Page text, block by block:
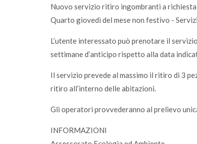
Nuovo servizio ritiro ingombranti a richiesta
Quarto giovedì del mese non festivo -
L’utente interessato può prenotare il
settimane d’anticipo rispetto alla data
Il servizio prevede al massimo il ritiro di 3
ritiro all’interno delle abitazioni.
Gli operatori provvederanno al prelievo
INFORMAZIONI